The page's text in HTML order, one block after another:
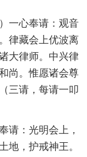
一心奉请：观音
律藏会上优波离
大律师。中兴律
尚。惟愿诸会尊
三请，每请一叩
：光明会上，
地，护戒神王。